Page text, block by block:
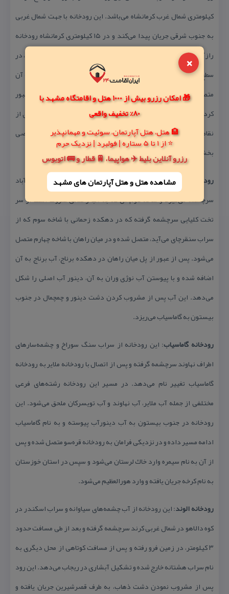
×
🎁 امکان رزرو بیش از 1000 هتل و اقامتگاه مشهد با
80% تخفیف واقعی
🏨 هتل، هتل آپارتمان، سوئیت و مهمانپذیر
⭐ از 1 تا 5 ستاره | فولبرد | نزدیک حرم
رزرو آنلاین بلیط ✈️ هواپیما، 🚆 قطار و 🚌 اتوبوس
مشاهده هتل و هتل‌ آپارتمان های مشهد
كیلومتری شمال غرب كرمانشاه می‌باشد. این رودخانه با جهت شمال غربی
به جنوب شرقی جریان پیدا می‌كند و در ۱۵ كیلومتری كرمانشاه رودخانه
رازآور و شاخه‌های فرعی آن به قره‌سو می‌پیوندد و با مسیر پر پیچ و خم، در
سطح دشت جریان یافته و در نزدیكی روستای قزانچی رودخانه مرگ به آن
متصل می‌شود. این رودخانه با یك شیب آرام از داخل شهر كرمانشاه عبور
كرده و در نزدیكی فرامان به رودخانه گاماسیاب می‌پیوندد. در بسیاری از
نقاط حاشیه این رودخانه گیاهان مختلفی رشد كرده و به آن جلوه خاصی
بخشیده است.
رودخانه دینورآب: یك شاخه این آب از روستاهای دامنه غربی اسدآباد
سرچشمه می‌گیرد و شاخه دوم آن كه به آب زحمانی معروف است از سر
تخت كلیایی سرچشمه گرفته كه در دهكده زحمانی با شاخه سوم كه از
سراب سنقرچای می‌آید، متصل شده و در میان راهان با شاخه چهارم متصل
می‌شود. پس از عبور از پل میان راهان در دهكده برناج، آب برناج به آن
اضافه شده و با پیوستن آب نوژی وران به آن، دینور آب اصلی را شكل
می‌دهد. این آب پس از مشروب كردن دشت دینور و چمچمال در جنوب
بیستون به گاماسیاب می‌ریزد.
رودخانه گاماسیاب: این رودخانه از سراب سنگ سوراخ و چشمه‌سارهای
اطراف نهاوند سرچشمه گرفته و پس از اتصال با رودخانه ملایر به رودخانه
گاماسیاب تغییر نام می‌دهد. در مسیر این رودخانه رشته‌های فرعی
مختلفی از جمله آب ملایر، آب نهاوند و آب تویسركان ملحق می‌شود. این
رودخانه در جنوب بیستون به آب دینورآب پیوسته و به نام گاماسیاب
ادامه مسیر داده و در نزدیكی فرامان به رودخانه قره‌سو متصل شده و پس
از آن به نام سیمره وارد خاك لرستان می‌شود و سپس در استان خوزستان
به نام كرخه جریان یافته و وارد هورالعظیم می‌شود.
رودخانه الوند: این رودخانه از آب چشمه‌های سیاوانه و سراب اسكندر در
كوه دالاهو در شمال غربی كرند سرچشمه گرفته و بعد از طی مسافت حدود
۳ كیلومتر، در زمین فرو رفته و پس از مسافت كوتاهی از محل دیگری به
نام سراب هشتانه خارج شده و تشكیل آبشاری در ریجاب می‌دهد. این رود
پس از مشروب نمودن دشت ذهاب، به طرف قصرشیرین جریان یافته و